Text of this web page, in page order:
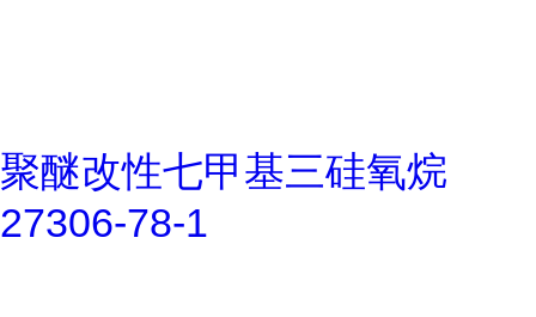
聚醚改性七甲基三硅氧烷
27306-78-1